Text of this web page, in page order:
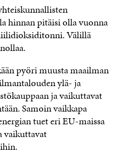
hinnan pitäisi olla vuonna
Välillä
pyöri muusta maailman
ylä- ja
ja vaikuttavat
Samoin vaikkapa
tuet eri EU-maissa
vaikuttavat